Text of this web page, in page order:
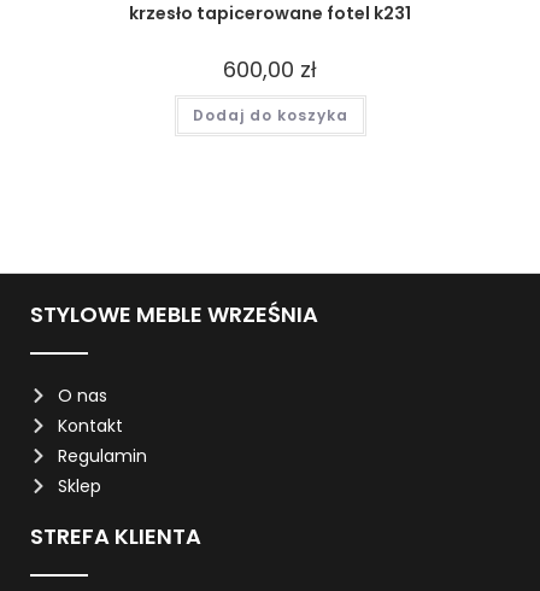
krzesło tapicerowane fotel k231
600,00 zł
Dodaj do koszyka
STYLOWE MEBLE WRZEŚNIA
O nas
Kontakt
Regulamin
Sklep
STREFA KLIENTA